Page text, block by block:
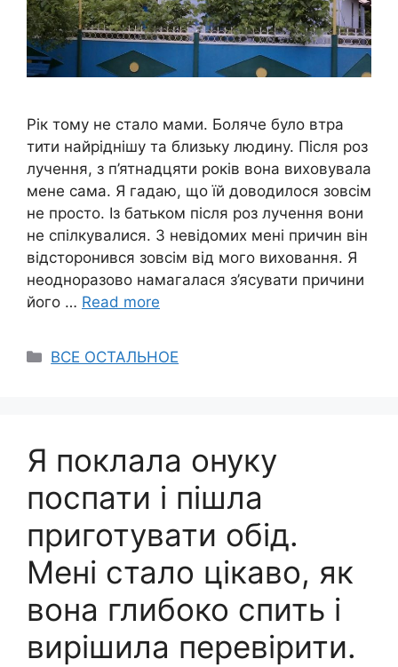
Рік тому не стало мами. Боляче було втра
тити найріднішу та близьку людину. Після роз
лучення, з п’ятнадцяти років вона виховувала
мене сама. Я гадаю, що їй доводилося зовсім
не просто. Із батьком після роз лучення вони
не спілкувалися. З невідомих мені причин він
відсторонився зовсім від мого виховання. Я
неодноразово намагалася з’ясувати причини
його … Read more
Categories
ВСЕ ОСТАЛЬНОЕ
Я поклала онуку
поспати і пішла
приготувати обід.
Мені стало цікаво, як
вона глибоко спить і
вирішила перевірити.